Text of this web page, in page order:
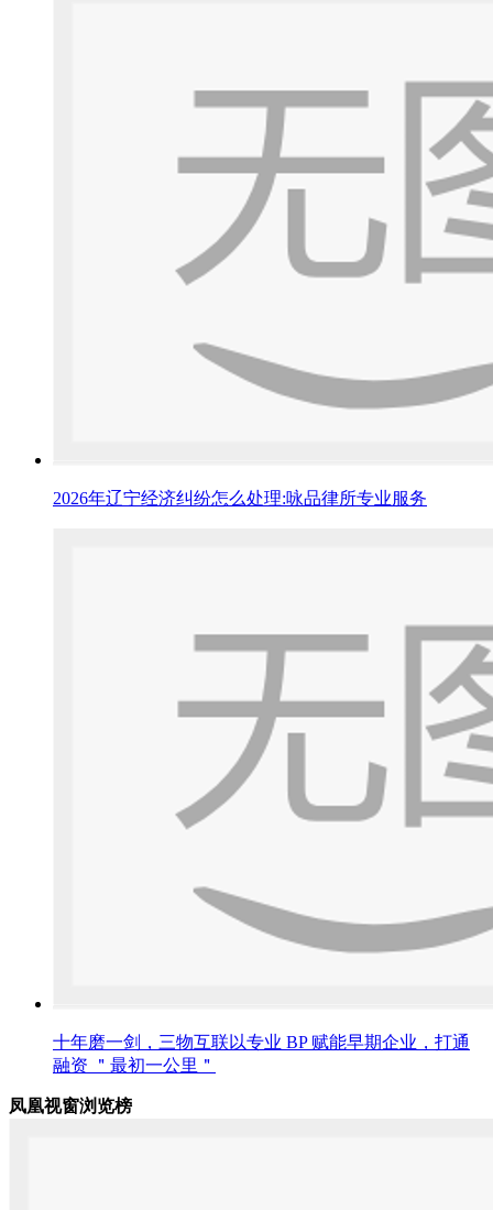
2026年辽宁经济纠纷怎么处理:咏品律所专业服务
十年磨一剑，三物互联以专业 BP 赋能早期企业，打通
融资 ＂最初一公里＂
凤凰视窗浏览榜